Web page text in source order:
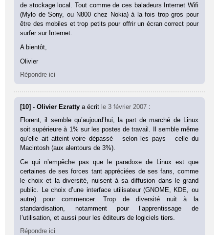
de stockage local. Tout comme de ces baladeurs Internet Wifi
(Mylo de Sony, ou N800 chez Nokia) à la fois trop gros pour
être des mobiles et trop petits pour offrir un écran correct pour
surfer sur Internet.
A bientôt,
Olivier
Répondre ici
[10] - Olivier Ezrattya écrit le 3 février 2007 :
Florent, il semble qu’aujourd’hui, la part de marché de Linux
soit supérieure à 1% sur les postes de travail. Il semble même
qu’elle ait atteint voire dépassé – selon les pays – celle du
Macintosh (aux alentours de 3%).
Ce qui n’empêche pas que le paradoxe de Linux est que
certaines de ses forces tant appréciées de ses fans, comme
le choix et la diversité, nuisent à sa diffusion dans le grand
public. Le choix d’une interface utilisateur (GNOME, KDE, ou
autre) pour commencer. Trop de diversité nuit à la
standardisation, notamment pour l’apprentissage de
l’utilisation, et aussi pour les éditeurs de logiciels tiers.
Répondre ici